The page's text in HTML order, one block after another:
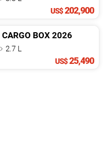
US$202,900
CARGO BOX 2026
2.7 L
US$25,490